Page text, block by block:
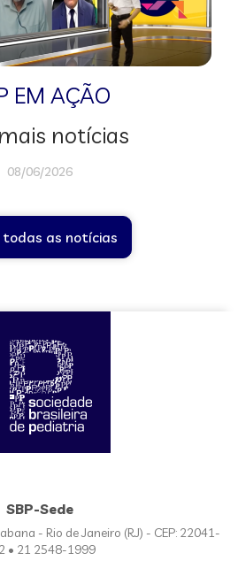
EM AÇÃO
notícias
08/06/2026
todas as notícias
SBP-Sede
- Rio de Janeiro (RJ) - CEP: 22041-
• 21 2548-1999